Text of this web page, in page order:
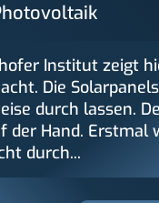
Institut zeigt
Die
durch lassen.
der Hand. Erstmal
durch...